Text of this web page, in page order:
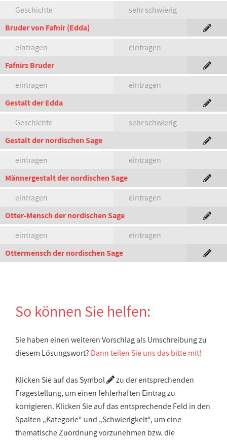
Geschichte
sehr schwierig
Bruder von Fafnir (Edda)
eintragen
eintragen
Fafnirs Bruder
eintragen
eintragen
Gestalt der Edda
Geschichte
sehr schwierig
Gestalt der nordischen Sage
eintragen
eintragen
Männergestalt der nordischen Sage
eintragen
eintragen
Otter-Mensch der nordischen Sage
eintragen
eintragen
Ottermensch der nordischen Sage
So können Sie helfen:
Sie haben einen weiteren Vorschlag als Umschreibung zu
diesem Lösungswort? Dann teilen Sie uns das bitte mit!
Klicken Sie auf das Symbol
zu der entsprechenden
Fragestellung, um einen fehlerhaften Eintrag zu
korrigieren. Klicken Sie auf das entsprechende Feld in den
Spalten „Kategorie“ und „Schwierigkeit“, um eine
thematische Zuordnung vorzunehmen bzw. die